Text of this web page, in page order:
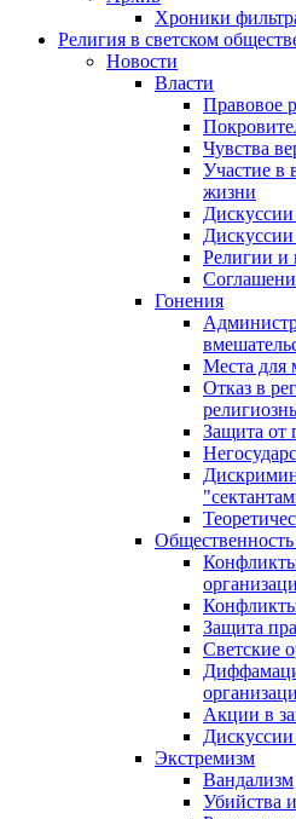
Хроники
Религия в светском
Новости
Власти
Правовое
Чувства
Участие в
жизни
Дискуссии
Религии и
Гонения
Места для
Отказ в
Защита от
Защита
Светские
Акции в
Экстремизм
Вандализм
Убийства